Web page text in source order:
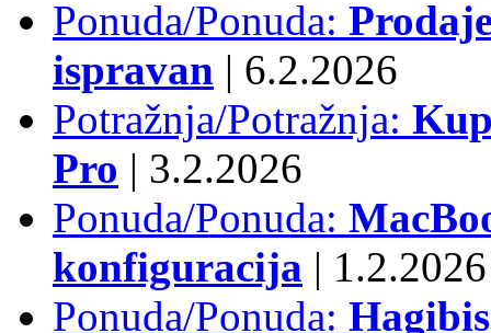
Ponuda/Ponuda:
ispravan | 6.2.2026
Potražnja/Potražnja:
Pro | 3.2.2026
Ponuda/Ponuda:
konfiguracija | 1.2.2026
Ponuda/Ponuda: